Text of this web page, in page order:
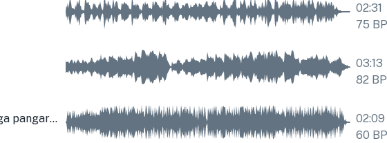
02:31
75
03:13
82
Dagat ng mga pangarap
02:09
60